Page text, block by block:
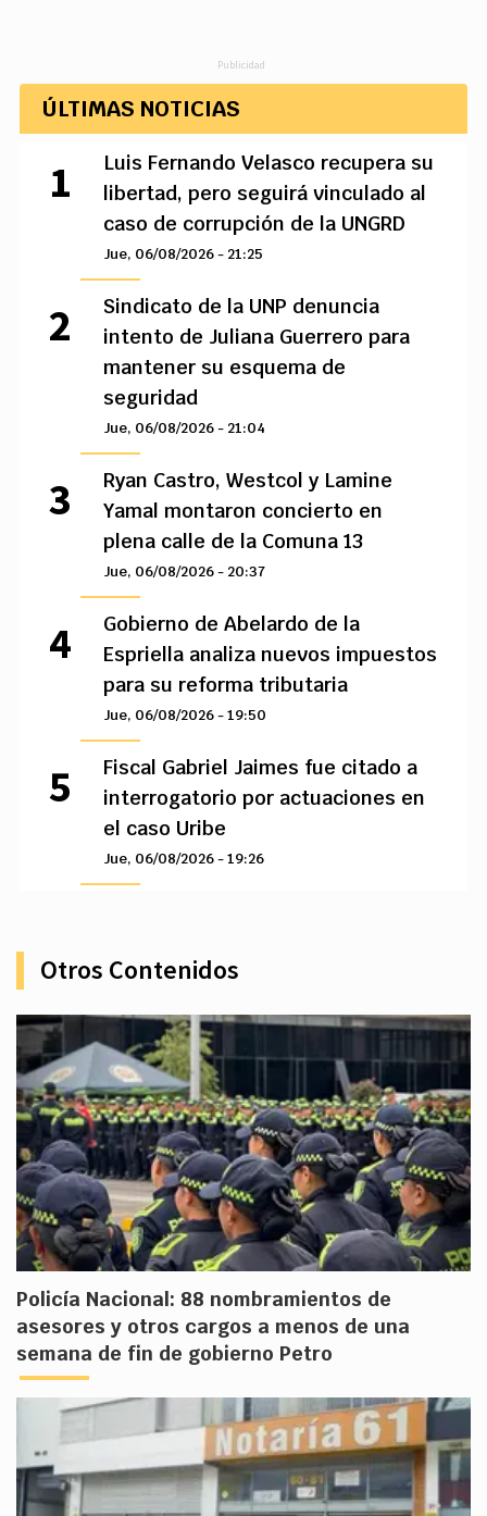
Publicidad
ÚLTIMAS NOTICIAS
Luis Fernando Velasco recupera su
libertad, pero seguirá vinculado al
caso de corrupción de la UNGRD
Jue, 06/08/2026 - 21:25
Sindicato de la UNP denuncia
intento de Juliana Guerrero para
mantener su esquema de
seguridad
Jue, 06/08/2026 - 21:04
Ryan Castro, Westcol y Lamine
Yamal montaron concierto en
plena calle de la Comuna 13
Jue, 06/08/2026 - 20:37
Gobierno de Abelardo de la
Espriella analiza nuevos impuestos
para su reforma tributaria
Jue, 06/08/2026 - 19:50
Fiscal Gabriel Jaimes fue citado a
interrogatorio por actuaciones en
el caso Uribe
Jue, 06/08/2026 - 19:26
Otros Contenidos
Policía Nacional: 88 nombramientos de
asesores y otros cargos a menos de una
semana de fin de gobierno Petro